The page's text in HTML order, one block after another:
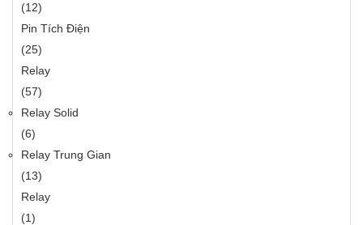
(12)
Pin Tích Điện
(25)
Relay
(57)
Relay Solid
(6)
Relay Trung Gian
(13)
Relay
(1)